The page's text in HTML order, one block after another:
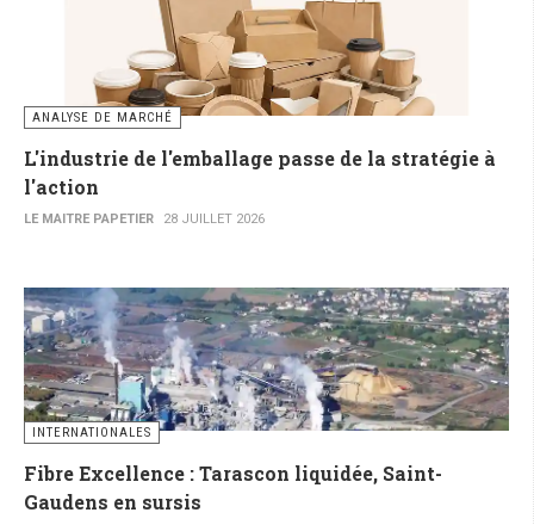
ANALYSE DE MARCHÉ
L'industrie de l'emballage passe de la stratégie à
l'action
LE MAITRE PAPETIER 28 JUILLET 2026
INTERNATIONALES
Fibre Excellence : Tarascon liquidée, Saint-
Gaudens en sursis